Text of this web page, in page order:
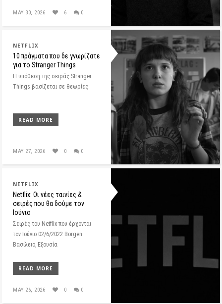
MAY 30, 2026 6 0
NETFLIX
10 πράγματα που δε γνωρίζατε
για το Stranger Things
Η υπόθεση της σειράς Stranger
Things βασίζεται σε θεωρίες
READ MORE
MAY 27, 2026 0 0
NETFLIX
Netflix: Οι νέες ταινίες &
σειρές που θα δούμε τον
Ιούνιο
Σειρές του Netflix που έρχονται
τον Ιούνιο 02/6/2022 Borgen:
Βασίλειο, Εξουσία
READ MORE
MAY 26, 2026 0 0